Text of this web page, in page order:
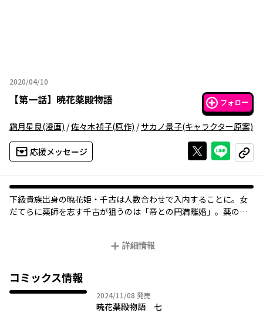
2020/04/10
2020年04月10日
【第一話】 暁花薬殿物語 フォロー
霜月星良(漫画) /佐々木禎子(原作) /サカノ景子(キャラクター原案)
応援メッセージ Xで投稿する
ライン
コピー
下級貴族出身の暁花姫・千古は人数合わせで入内することに。女
だてらに薬師を志す千古が狙うのは「帝との円満離婚」。薬の知
舞われ…変わり者の姫が繰り広げる平安宮廷ファンタジー。
詳細情報
コミックス情報
2024/11/08 2024年11月08日
発売
暁花薬殿物語 七